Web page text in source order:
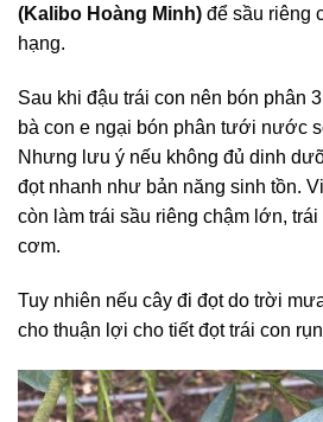
(Kalibo Hoàng Minh) để sầu riêng
hạng.
Sau khi đậu trái con nên bón phân
bà con e ngại bón phân tưới nước
Nhưng lưu ý nếu không đủ dinh
đọt nhanh như bản năng sinh tồn.
còn làm trái sầu riêng chậm lớn,
cơm.
Tuy nhiên nếu cây đi đọt do trời
cho thuận lợi cho tiết đọt trái con